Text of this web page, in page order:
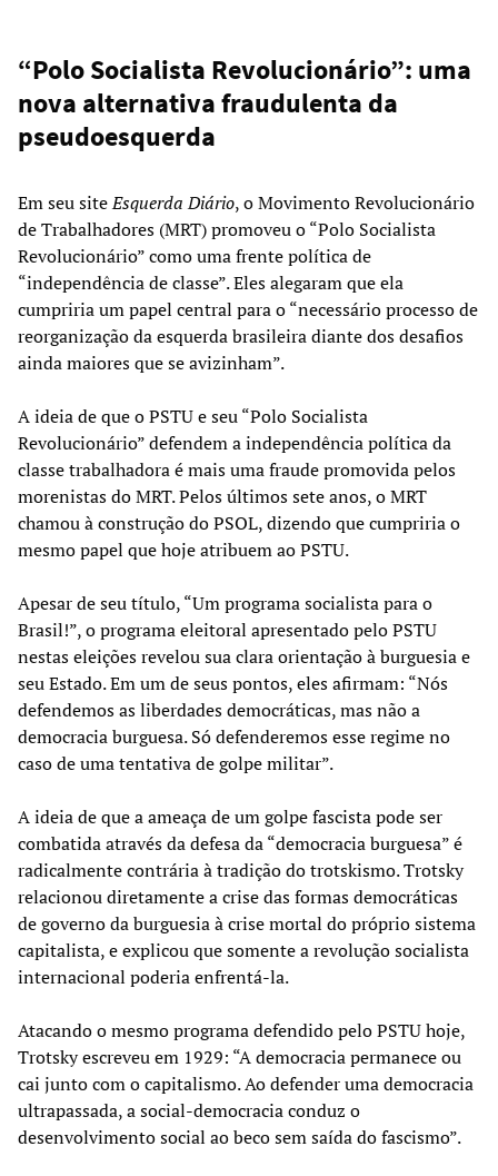
“Polo Socialista Revolucionário”: uma
nova alternativa fraudulenta da
pseudoesquerda
Em seu siteEsquerda Diário, o Movimento Revolucionário
de Trabalhadores (MRT) promoveu o “Polo Socialista
Revolucionário” como uma frente política de
“independência de classe”. Eles alegaram que ela
cumpriria um papel central para o “necessário processo de
reorganização da esquerda brasileira diante dos desafios
ainda maiores que se avizinham”.
A ideia de que o PSTU e seu “Polo Socialista
Revolucionário” defendem a independência política da
classe trabalhadora é mais uma fraude promovida pelos
morenistas do MRT. Pelos últimos sete anos, o MRT
chamou à construção do PSOL, dizendo que cumpriria o
mesmo papel que hoje atribuem ao PSTU.
Apesar de seu título, “Um programa socialista para o
Brasil!”, o programa eleitoral apresentado pelo PSTU
nestas eleições revelou sua clara orientação à burguesia e
seu Estado. Em um de seus pontos, eles afirmam: “Nós
defendemos as liberdades democráticas, mas não a
democracia burguesa. Só defenderemos esse regime no
caso de uma tentativa de golpe militar”.
A ideia de que a ameaça de um golpe fascista pode ser
combatida através da defesa da “democracia burguesa” é
radicalmente contrária à tradição do trotskismo. Trotsky
relacionou diretamente a crise das formas democráticas
de governo da burguesia à crise mortal do próprio sistema
capitalista, e explicou que somente a revolução socialista
internacional poderia enfrentá-la.
Atacando o mesmo programa defendido pelo PSTU hoje,
Trotsky escreveu em 1929: “A democracia permanece ou
cai junto com o capitalismo. Ao defender uma democracia
ultrapassada, a social-democracia conduz o
desenvolvimento social ao beco sem saída do fascismo”.